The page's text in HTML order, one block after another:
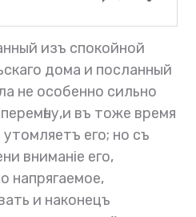
изъ спокойной
дома и посланный
не особенно сильно
въ тоже время
его; но съ
вниманіе его,
напрягаемое,
и наконецъ